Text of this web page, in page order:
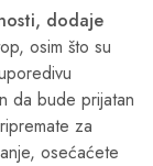
dodaje
osim što su
da bude prijatan
za
osećaćete